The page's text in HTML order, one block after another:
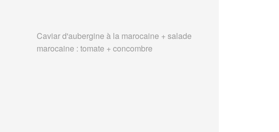
Caviar d'aubergine à la marocaine + salade
marocaine : tomate + concombre